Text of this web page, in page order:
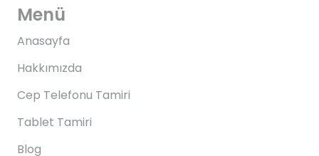
Menü
Anasayfa
Hakkımızda
Cep Telefonu Tamiri
Tablet Tamiri
Blog